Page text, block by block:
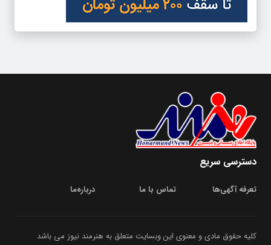
دسترسی سریع
تعرفه آگهی‌ها تماس با ما درباره‌‌ما
کلیه حقوق مادی و معنوی این وبسایت متعلق به هنرمند نیوز می باشد